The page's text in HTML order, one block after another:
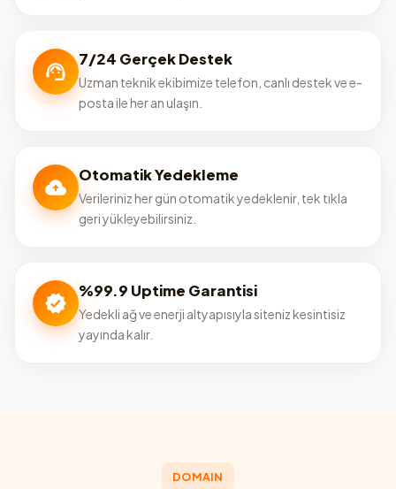
7/24 Gerçek Destek
Uzman teknik ekibimize telefon, canlı destek ve e-
posta ile her an ulaşın.
Otomatik Yedekleme
Verileriniz her gün otomatik yedeklenir, tek tıkla
geri yükleyebilirsiniz.
%99.9 Uptime Garantisi
Yedekli ağ ve enerji altyapısıyla siteniz kesintisiz
yayında kalır.
DOMAIN